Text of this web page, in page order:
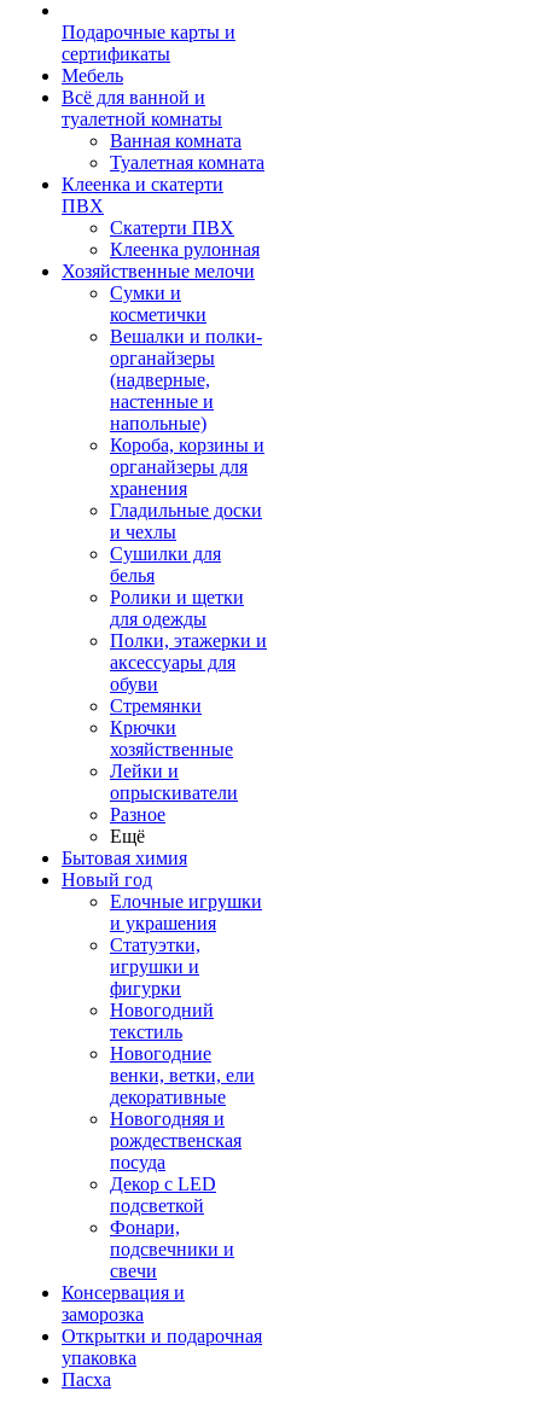
Подарочные карты и
сертификаты
Мебель
Всё для ванной и
туалетной комнаты
Ванная комната
Туалетная комната
Клеенка и скатерти
ПВХ
Скатерти ПВХ
Клеенка рулонная
Хозяйственные мелочи
Сумки и
косметички
Вешалки и полки-
органайзеры
(надверные,
настенные и
напольные)
Короба, корзины и
органайзеры для
хранения
Гладильные доски
и чехлы
Сушилки для
белья
Ролики и щетки
для одежды
Полки, этажерки и
аксессуары для
обуви
Стремянки
Крючки
хозяйственные
Лейки и
опрыскиватели
Разное
Ещё
Бытовая химия
Новый год
Елочные игрушки
и украшения
Статуэтки,
игрушки и
фигурки
Новогодний
текстиль
Новогодние
венки, ветки, ели
декоративные
Новогодняя и
рождественская
посуда
Декор с LED
подсветкой
Фонари,
подсвечники и
свечи
Консервация и
заморозка
Открытки и подарочная
упаковка
Пасха